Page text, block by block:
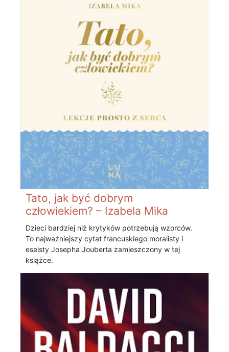
Tato, jak być dobrym
człowiekiem? – Izabela Mika
Dzieci bardziej niż krytyków potrzebują wzorców.
To najważniejszy cytat francuskiego moralisty i
eseisty Josepha Jouberta zamieszczony w tej
książce.